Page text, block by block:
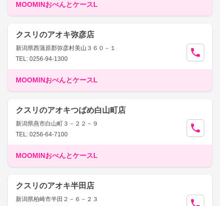
MOOMINおべんとケースL
クスリのアオキ弥彦店
新潟県西蒲原郡弥彦村美山３６０－１
TEL: 0256-94-1300
MOOMINおべんとケースL
クスリのアオキつばめ白山町店
新潟県燕市白山町３－２２－９
TEL: 0256-64-7100
MOOMINおべんとケースL
クスリのアオキ半田店
新潟県柏崎市半田２－６－２３